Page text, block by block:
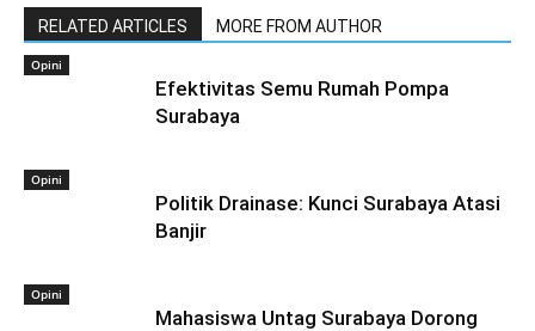
RELATED ARTICLES MORE FROM AUTHOR
Opini
Efektivitas Semu Rumah Pompa
Surabaya
Opini
Politik Drainase: Kunci Surabaya Atasi
Banjir
Opini
Mahasiswa Untag Surabaya Dorong